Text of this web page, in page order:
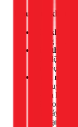
Hậu quả khôn
Mất khả
phòng
Tiêu thụ
hoạt động
tăng vọt.
Hỏng máy
Nếu tuyết
gây ra hiện
bên trong
thế máy nén
máy lạnh.